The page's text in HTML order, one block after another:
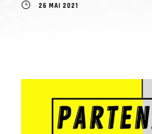
26 MAI 2021